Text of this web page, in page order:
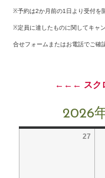
※予約は2か月前の1日より受付を
※定員に達したものに関してキャ
合せフォームまたはお電話でご確
←←← スク
2026
27